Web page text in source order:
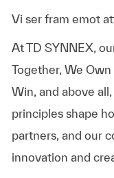
Vi ser fram emot
At TD SYNNEX,
Together, We
Win, and above
principles shape
partners, and our
innovation and